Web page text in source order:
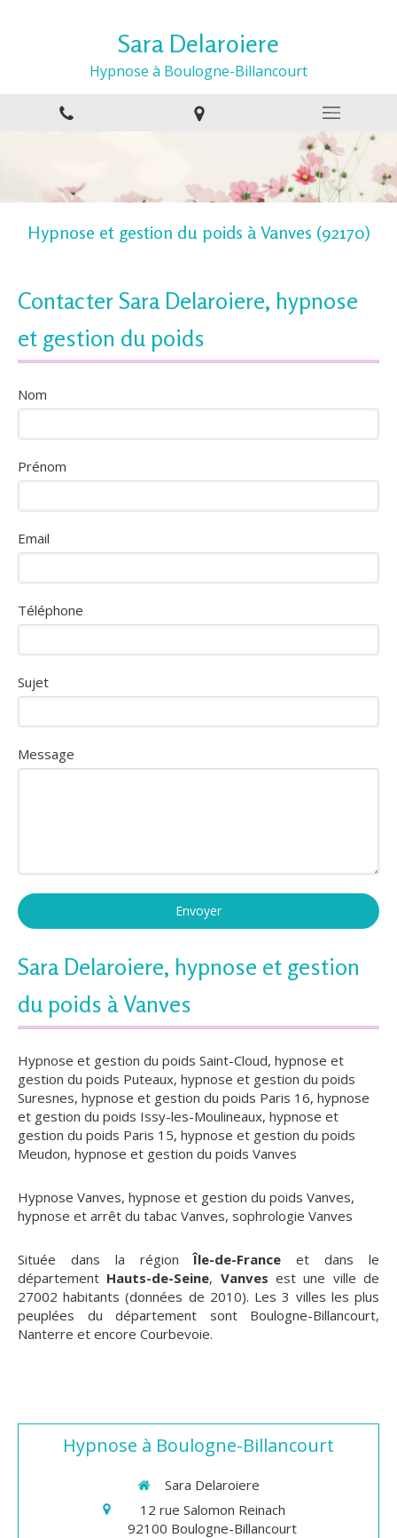
Sara Delaroiere
Hypnose à Boulogne-Billancourt
Hypnose et gestion du poids à Vanves (92170)
Contacter Sara Delaroiere, hypnose
et gestion du poids
Nom
Prénom
Email
Téléphone
Sujet
Message
Envoyer
Sara Delaroiere, hypnose et gestion
du poids à Vanves
Hypnose et gestion du poids Saint-Cloud, hypnose et
gestion du poids Puteaux, hypnose et gestion du poids
Suresnes, hypnose et gestion du poids Paris 16, hypnose
et gestion du poids Issy-les-Moulineaux, hypnose et
gestion du poids Paris 15, hypnose et gestion du poids
Meudon, hypnose et gestion du poids Vanves
Hypnose Vanves, hypnose et gestion du poids Vanves,
hypnose et arrêt du tabac Vanves, sophrologie Vanves
Située dans la régionÎle-de-France et dans le
département Hauts-de-Seine, Vanves est une ville de
27002 habitants (données de 2010). Les 3 villes les plus
peuplées du département sont Boulogne-Billancourt,
Nanterre et encore Courbevoie.
Hypnose à Boulogne-Billancourt
Sara Delaroiere
12 rue Salomon Reinach
92100 Boulogne-Billancourt